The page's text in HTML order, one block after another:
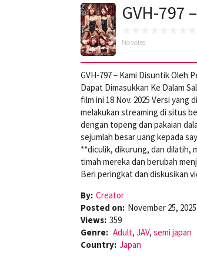
GVH-797
No votes
GVH-797 – Kami Disuntik Oleh
Dapat Dimasukkan Ke Dalam
film ini 18 Nov. 2025 Versi yang
melakukan streaming di situs
dengan topeng dan pakaian
sejumlah besar uang kepada
**diculik, dikurung, dan dilatih,
timah mereka dan berubah
Beri peringkat dan diskusikan
By: Creator
Posted on: November 25, 2025
Views: 359
Genre: Adult, JAV, semi japan
Country: Japan